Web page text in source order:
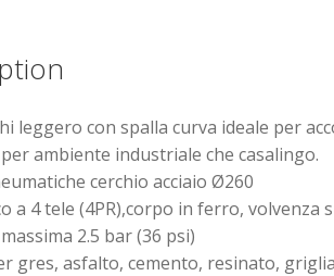
leggero con spalla curva ideale per
ambiente industriale che casalingo.
cerchio acciaio Ø260
a 4 tele (4PR),corpo in ferro, volvenza
2.5 bar (36 psi)
gres, asfalto, cemento, resinato,